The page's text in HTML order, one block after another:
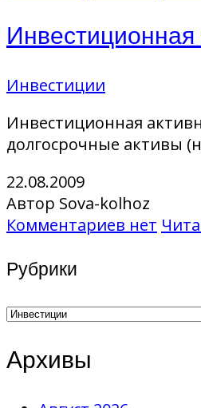
Инвестиционная
Инвестиции
Инвестиционная
долгосрочные активы
22.08.2009
Автор Sova-kolhoz
Комментариев нет
Рубрики
Рубрики
Архивы